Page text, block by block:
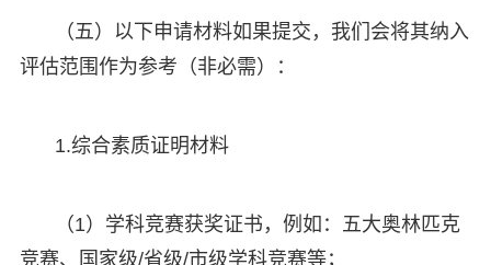
（五）以下申请材料如果提交，我们会将其纳入
评估范围作为参考（非必需）：
1.综合素质证明材料
（1）学科竞赛获奖证书，例如：五大奥林匹克
竞赛、国家级/省级/市级学科竞赛等；